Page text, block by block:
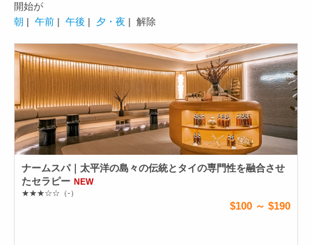
開始が
朝 | 午前 | 午後 | 夕・夜 | 解除
ナームスパ｜太平洋の島々の伝統とタイの専門性を融合させ
たセラピー NEW
★★★☆☆ （-）
$100 ～ $190